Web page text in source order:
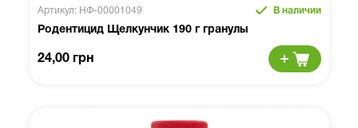
Артикул: НФ-00001049 В наличии
Родентицид Щелкунчик 190 г гранулы
24,00 грн